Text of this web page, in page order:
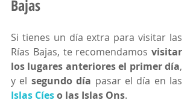
Bajas
Si tienes un día extra para visitar las
Rías Bajas, te recomendamos visitar
los lugares anteriores el primer día,
y el segundo día
Islas Cíes o las Islas Ons.